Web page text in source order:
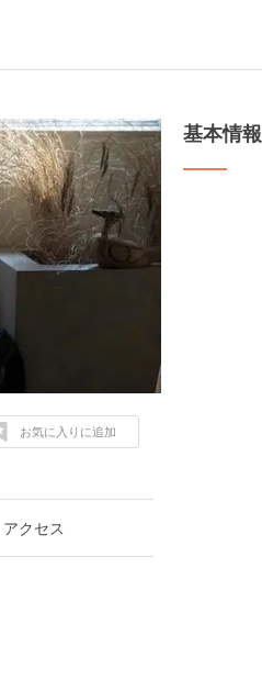
お気に入りに追加
アクセス
基本情報